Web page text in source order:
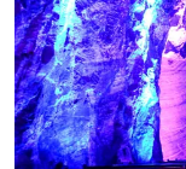
ल
क्रि
के
ट
I